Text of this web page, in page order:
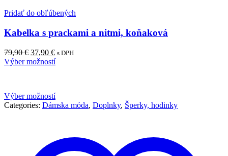
Pridať do obľúbených
Kabelka s prackami a nitmi, koňaková
79,90€ Pôvodná
cena
37,90 €Aktuálna
cena
s DPH
Výber možností
Výber možností
Categories: Dámska móda, Doplnky, Šperky, hodinky